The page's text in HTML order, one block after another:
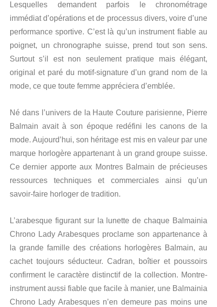
Lesquelles demandent parfois le chronométrage
immédiat d’opérations et de processus divers, voire d’une
performance sportive. C’est là qu’un instrument fiable au
poignet, un chronographe suisse, prend tout son sens.
Surtout s’il est non seulement pratique mais élégant,
original et paré du motif-signature d’un grand nom de la
mode, ce que toute femme appréciera d’emblée.
Né dans l’univers de la Haute Couture parisienne, Pierre
Balmain avait à son époque redéfini les canons de la
mode. Aujourd’hui, son héritage est mis en valeur par une
marque horlogère appartenant à un grand groupe suisse.
Ce dernier apporte aux Montres Balmain de précieuses
ressources techniques et commerciales ainsi qu’un
savoir-faire horloger de tradition.
L’arabesque figurant sur la lunette de chaque Balmainia
Chrono Lady Arabesques proclame son appartenance à
la grande famille des créations horlogères Balmain, au
cachet toujours séducteur. Cadran, boîtier et poussoirs
confirment le caractère distinctif de la collection. Montre-
instrument aussi fiable que facile à manier, une Balmainia
Chrono Lady Arabesques n’en demeure pas moins une